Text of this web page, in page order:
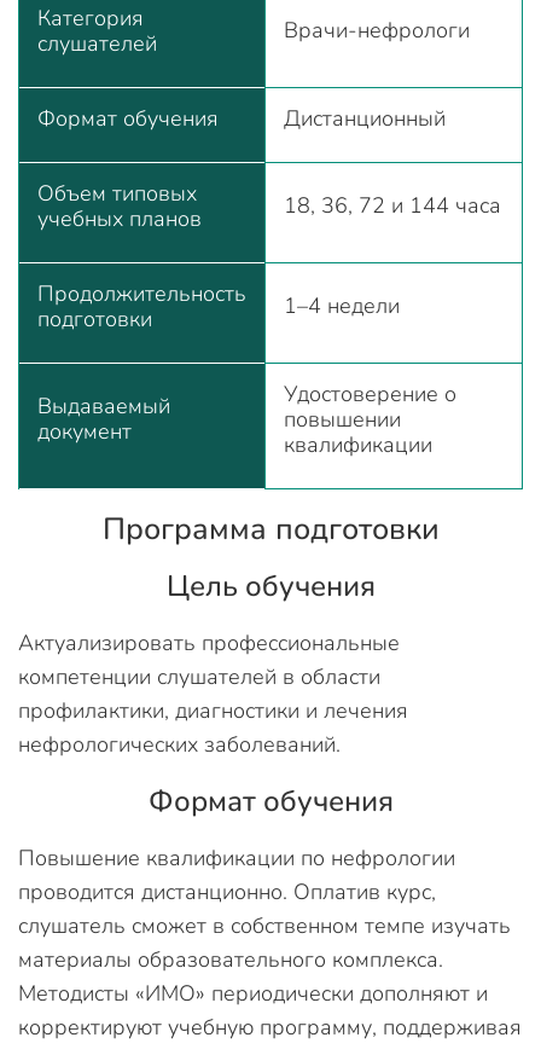
Категория
слушателей
Врачи-нефрологи
Формат обучения Дистанционный
Объем типовых
учебных планов
18, 36, 72 и 144 часа
Продолжительность
подготовки
1–4 недели
Выдаваемый
документ
Удостоверение о
повышении
квалификации
Программа подготовки
Цель обучения
Актуализировать профессиональные
компетенции слушателей в области
профилактики, диагностики и лечения
нефрологических заболеваний.
Формат обучения
Повышение квалификации по нефрологии
проводится дистанционно. Оплатив курс,
слушатель сможет в собственном темпе изучать
материалы образовательного комплекса.
Методисты «ИМО» периодически дополняют и
корректируют учебную программу, поддерживая